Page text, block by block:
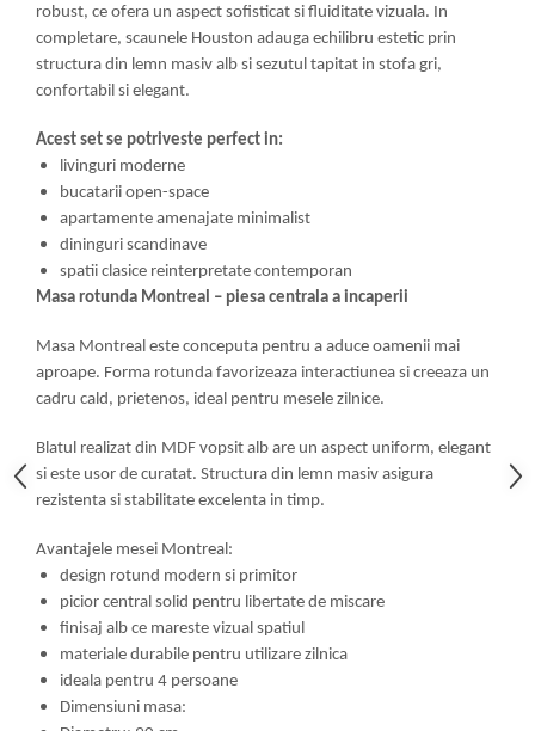
robust, ce ofera un aspect sofisticat si fluiditate vizuala. In
completare, scaunele Houston adauga echilibru estetic prin
structura din lemn masiv alb si sezutul tapitat in stofa gri,
confortabil si elegant.
Acest set se potriveste perfect in:
livinguri moderne
bucatarii open-space
apartamente amenajate minimalist
dininguri scandinave
spatii clasice reinterpretate contemporan
Masa rotunda Montreal – piesa centrala a incaperii
Masa Montreal este conceputa pentru a aduce oamenii mai
aproape. Forma rotunda favorizeaza interactiunea si creeaza un
cadru cald, prietenos, ideal pentru mesele zilnice.
Blatul realizat din MDF vopsit alb are un aspect uniform, elegant
si este usor de curatat. Structura din lemn masiv asigura
rezistenta si stabilitate excelenta in timp.
Avantajele mesei Montreal:
design rotund modern si primitor
picior central solid pentru libertate de miscare
finisaj alb ce mareste vizual spatiul
materiale durabile pentru utilizare zilnica
ideala pentru 4 persoane
Dimensiuni masa: